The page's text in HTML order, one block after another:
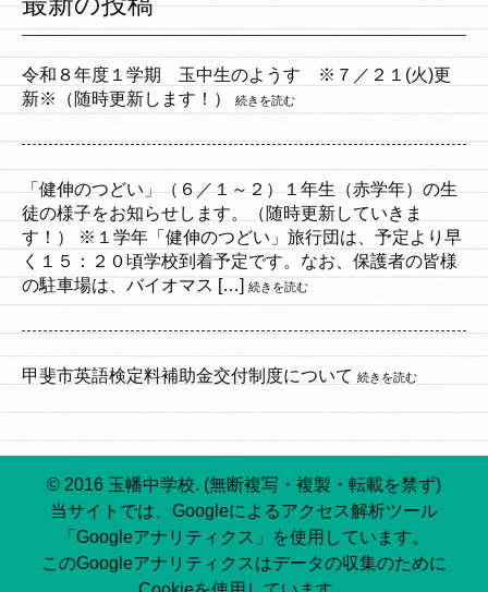
令和８年度１学期 玉中生のようす ※７／２１(火)更
新※（随時更新します！）
続きを読む
「健伸のつどい」（６／１～２）１年生（赤学年）の生
徒の様子をお知らせします。（随時更新していきま
す！） ※１学年「健伸のつどい」旅行団は、予定より早
く１５：２０頃学校到着予定です。なお、保護者の皆様
の駐車場は、バイオマス […] 続きを読む
甲斐市英語検定料補助金交付制度について 続きを読む
© 2016 玉幡中学校. (無断複写・複製・転載を禁ず)
当サイトでは、Googleによるアクセス解析ツール
「Googleアナリティクス」を使用しています。
このGoogleアナリティクスはデータの収集のために